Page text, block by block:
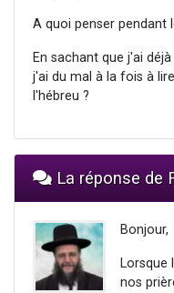
A quoi penser pendant
En sachant que j'ai
j'ai du mal à la fois à
l'hébreu ?
La réponse de
Bonjour,
Lorsque
nos